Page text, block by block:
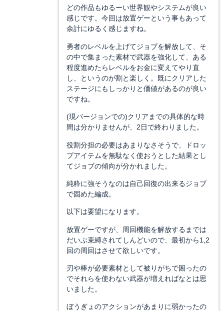
どの作品もゆるーい世界観やシステムが良い
感じです。今回は放置ゲーという事もあって
余計にゆるく感じますね。
勇者のレベルを上げてジョブを解放して、そ
の中で集まった素材で武器を強化して、ある
程度進めたらレベルをお金に変えてやり直
し、というのが割と楽しく。既にクリアした
ステージにもしっかりと価値があるのが良い
ですね。
(現バージョンでの)クリアまでの具体的な時
間は分かりませんが、2日で終わりました。
役割分担の必要はあまりなさそうで、ドロッ
プアイテムを無駄なく使おうとした結果とし
てジョブの傾向が分かれました。
純粋に強そうなのは自己回復の出来るジョブ
で固めた編成。
以下は要望になります。
放置ゲーですが、周回機能を解放するまでは
だいぶ束縛されてしんどいので、最初から1,2
回の周回はさせて欲しいです。
刃や棒が必要素材として被りがちで困ったの
でそれらを使わない武器が増えればなとは思
いました。
ぼうぎょのアクションがあまりに弱かったの